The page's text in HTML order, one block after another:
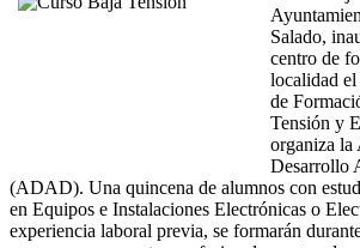
Salado,
centro de
localidad el
de
Tensión y
organiza la
Desarrollo
(ADAD). Una quincena de alumnos con
en Equipos e Instalaciones Electrónicas o
experiencia laboral previa, se formarán